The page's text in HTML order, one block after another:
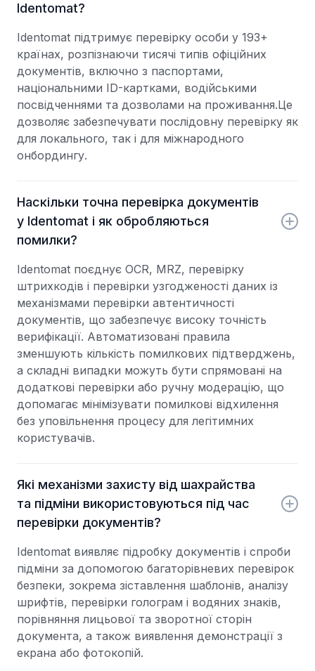
Identomat?
Identomat підтримує перевірку особи у 193+
країнах, розпізнаючи тисячі типів офіційних
документів, включно з паспортами,
національними ID-картками, водійськими
посвідченнями та дозволами на проживання.Це
дозволяє забезпечувати послідовну перевірку як
для локального, так і для міжнародного
онбордингу.
Наскільки точна перевірка документів
у Identomat і як обробляються
помилки?
Identomat поєднує OCR, MRZ, перевірку
штрихкодів і перевірки узгодженості даних із
механізмами перевірки автентичності
документів, що забезпечує високу точність
верифікації. Автоматизовані правила
зменшують кількість помилкових підтверджень,
а складні випадки можуть бути спрямовані на
додаткові перевірки або ручну модерацію, що
допомагає мінімізувати помилкові відхилення
без уповільнення процесу для легітимних
користувачів.
Які механізми захисту від шахрайства
та підміни використовуються під час
перевірки документів?
Identomat виявляє підробку документів і спроби
підміни за допомогою багаторівневих перевірок
безпеки, зокрема зіставлення шаблонів, аналізу
шрифтів, перевірки голограм і водяних знаків,
порівняння лицьової та зворотної сторін
документа, а також виявлення демонстрації з
екрана або фотокопій.